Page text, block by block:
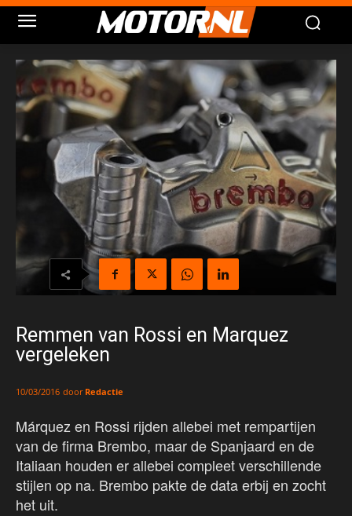
Remmen van Rossi en Marquez
vergeleken
10/03/2016 door Redactie
Márquez en Rossi rijden allebei met rempartijen
van de firma Brembo, maar de Spanjaard en de
Italiaan houden er allebei compleet verschillende
stijlen op na. Brembo pakte de data erbij en zocht
het uit.